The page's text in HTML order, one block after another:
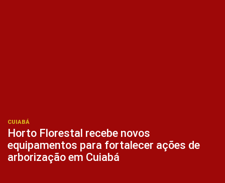
CUIABÁ
Horto Florestal recebe novos
equipamentos para fortalecer ações de
arborização em Cuiabá